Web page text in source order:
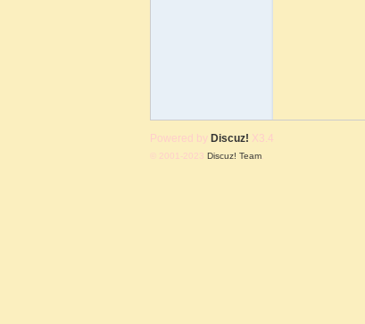
Powered by Discuz! X3.4
© 2001-2023 Discuz! Team